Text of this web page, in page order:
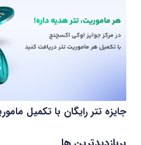
جایزه تتر رایگان با تکمیل